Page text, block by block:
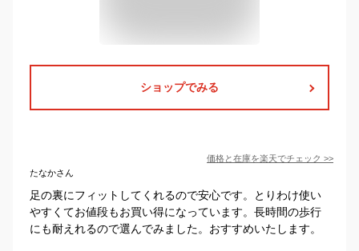
ショップでみる
価格と在庫を楽天でチェック >>
たなかさん
足の裏にフィットしてくれるので安心です。とりわけ使い
やすくてお値段もお買い得になっています。長時間の歩行
にも耐えれるので選んでみました。おすすめいたします。